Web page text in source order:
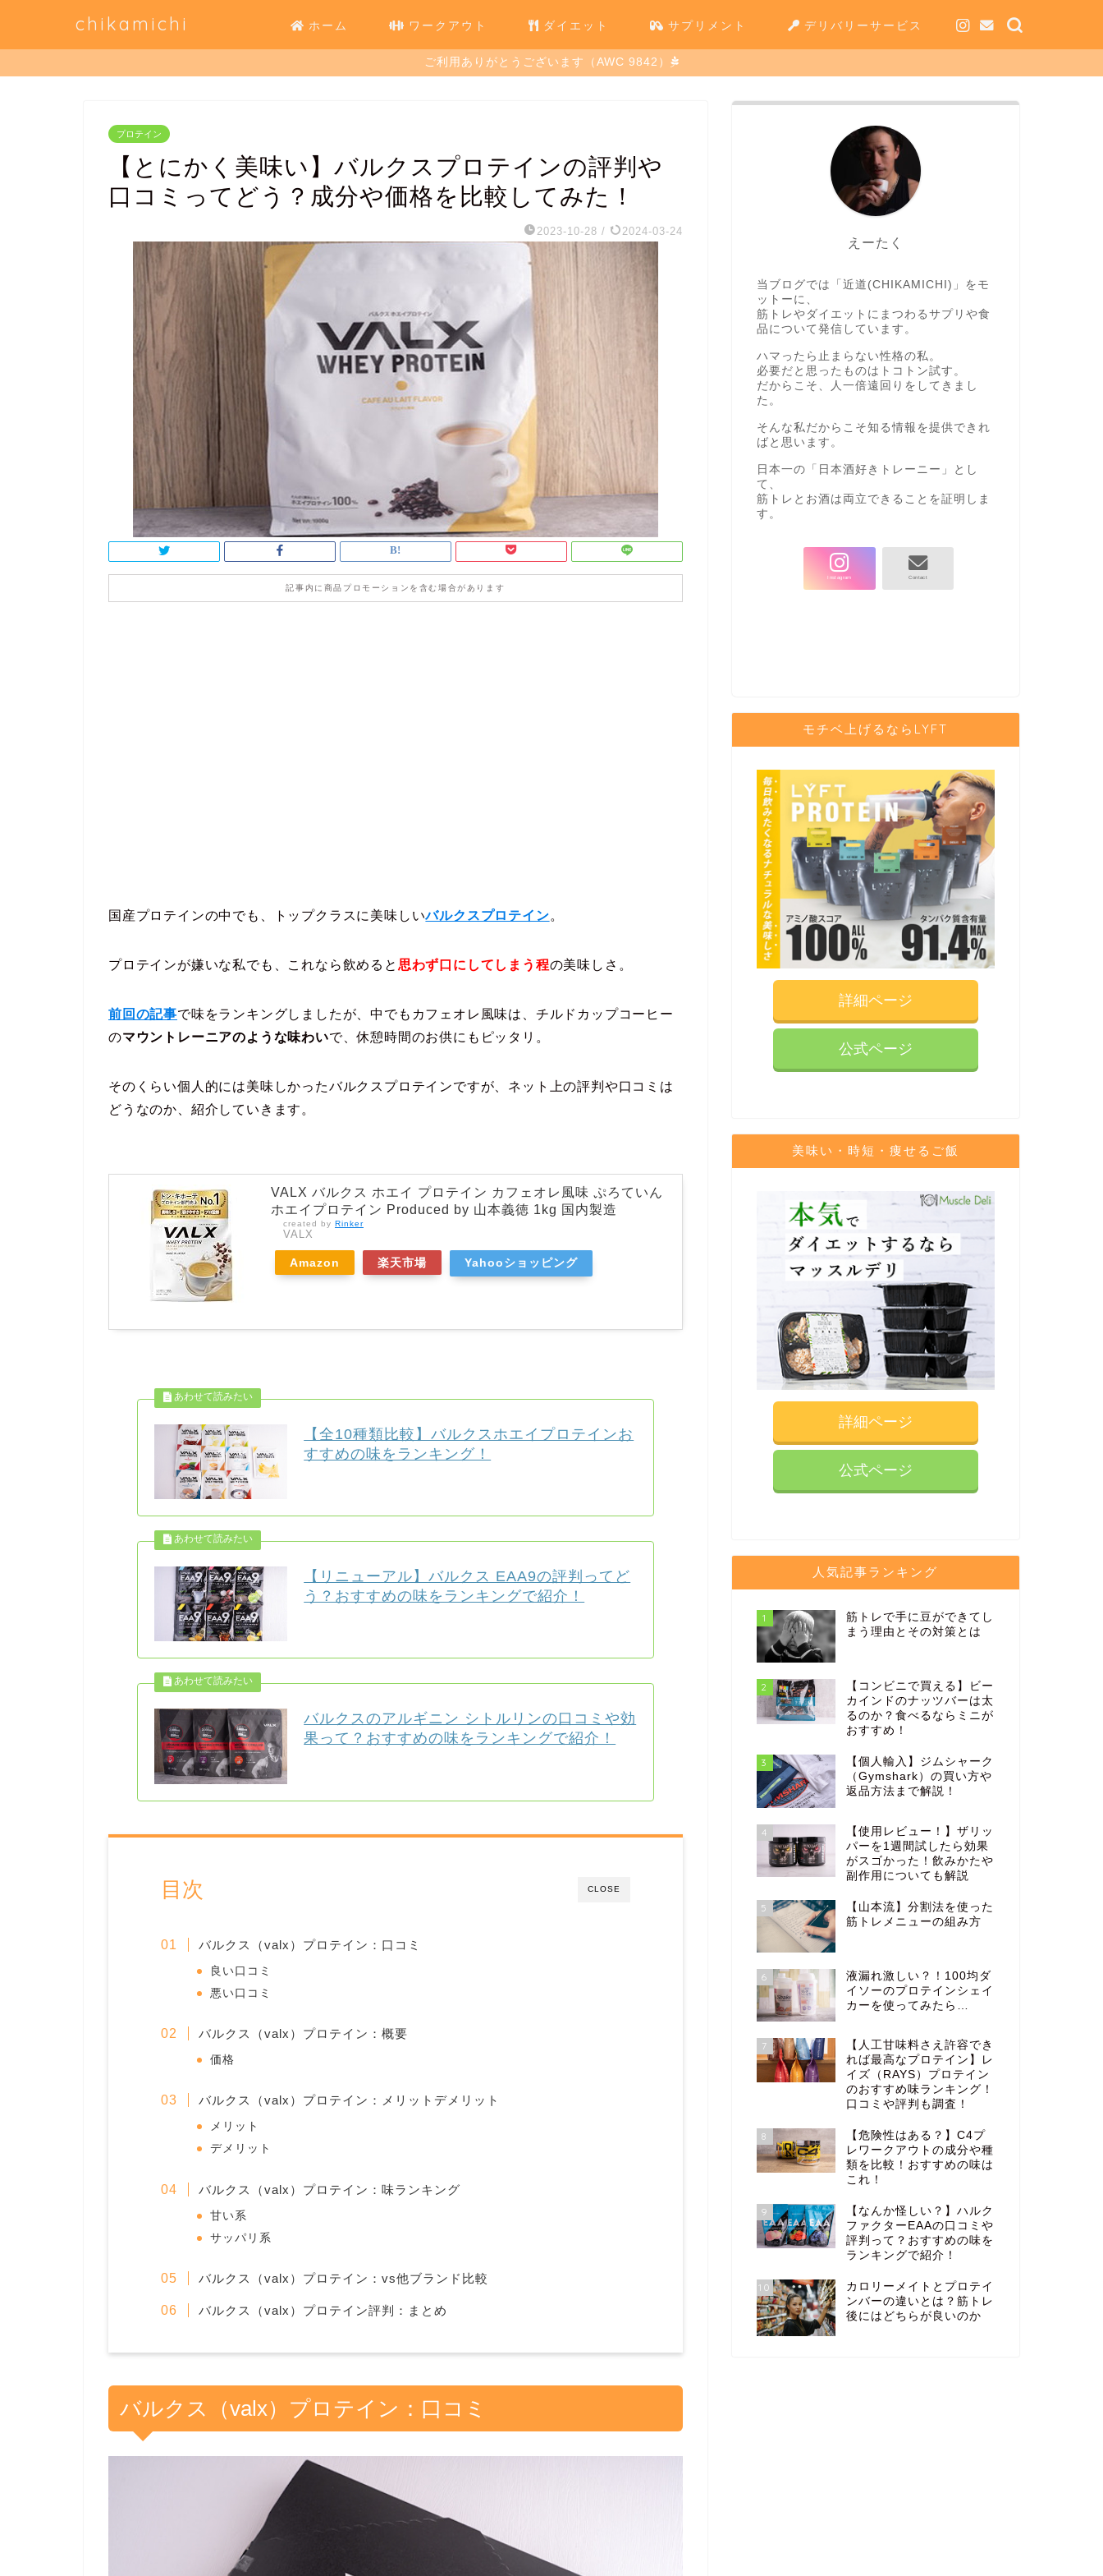
chikamichi ホーム ワークアウト ダイエット サプリメント デリバリーサービス
ご利用ありがとうございます（AWC 9842）
プロテイン
【とにかく美味い】バルクスプロテインの評判や
口コミってどう？成分や価格を比較してみた！
2023-10-28 / 2024-03-24
記事内に商品プロモーションを含む場合があります
国産プロテインの中でも、トップクラスに美味しいバルクスプロテイン。
プロテインが嫌いな私でも、これなら飲めると 思わず口にしてしまう程の美味しさ。
前回の記事で味をランキングしましたが、中でもカフェオレ風味は、チルドカップコーヒー
のマウントレーニアのような味わいで、休憩時間のお供にもピッタリ。
そのくらい個人的には美味しかったバルクスプロテインですが、ネット上の評判や口コミは
どうなのか、紹介していきます。
VALX バルクス ホエイ プロテイン カフェオレ風味 ぷろていん
ホエイプロテイン Produced by 山本義徳 1kg 国内製造
created by Rinker
VALX
Amazon 楽天市場 Yahooショッピング
【全10種類比較】バルクスホエイプロテインお
すすめの味をランキング！
【リニューアル】バルクス EAA9の評判ってど
う？おすすめの味をランキングで紹介！
バルクスのアルギニン シトルリンの口コミや効
果って？おすすめの味をランキングで紹介！
CLOSE
目次
バルクス（valx）プロテイン：口コミ
良い口コミ
悪い口コミ
バルクス（valx）プロテイン：概要
価格
バルクス（valx）プロテイン：メリットデメリット
メリット
デメリット
バルクス（valx）プロテイン：味ランキング
甘い系
サッパリ系
バルクス（valx）プロテイン：vs他ブランド比較
バルクス（valx）プロテイン評判：まとめ
バルクス（valx）プロテイン：口コミ
えーたく
当ブログでは「近道(CHIKAMICHI)」をモ
ットーに、
筋トレやダイエットにまつわるサプリや食
品について発信しています。
ハマったら止まらない性格の私。
必要だと思ったものはトコトン試す。
だからこそ、人一倍遠回りをしてきまし
た。
そんな私だからこそ知る情報を提供できれ
ばと思います。
日本一の「日本酒好きトレーニー」とし
て、
筋トレとお酒は両立できることを証明しま
す。
モチベ上げるならLYFT
詳細ページ
公式ページ
美味い・時短・痩せるご飯
詳細ページ
公式ページ
人気記事ランキング
1
筋トレで手に豆ができてし
まう理由とその対策とは
2
【コンビニで買える】ビー
カインドのナッツバーは太
るのか？食べるならミニが
おすすめ！
3
【個人輸入】ジムシャーク
（Gymshark）の買い方や
返品方法まで解説！
4
【使用レビュー！】ザリッ
パーを1週間試したら効果
がスゴかった！飲みかたや
副作用についても解説
5
【山本流】分割法を使った
筋トレメニューの組み方
6
液漏れ激しい？！100均ダ
イソーのプロテインシェイ
カーを使ってみたら…
7
【人工甘味料さえ許容でき
れば最高なプロテイン】レ
イズ（RAYS）プロテイン
のおすすめ味ランキング！
口コミや評判も調査！
8
【危険性はある？】C4プ
レワークアウトの成分や種
類を比較！おすすめの味は
これ！
9
【なんか怪しい？】ハルク
ファクターEAAの口コミや
評判って？おすすめの味を
ランキングで紹介！
10
カロリーメイトとプロテイ
ンバーの違いとは？筋トレ
後にはどちらが良いのか